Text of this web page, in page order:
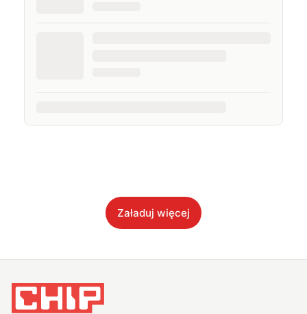
Załaduj więcej